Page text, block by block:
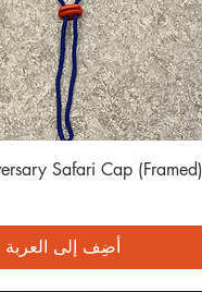
العرض السريع
Safari Cap (Framed)
أضِف إلى العربة